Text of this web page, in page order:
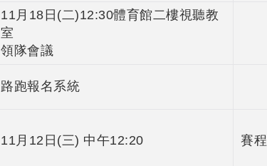
11月18日(二)12:30體育館二樓視聽教
室
領隊會議
路跑報名系統
11月12日(三) 中午12:20 賽